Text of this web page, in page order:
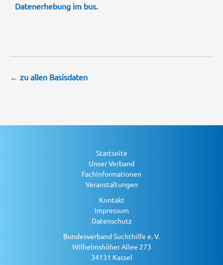
Datenerhebung im bus.
← zu allen Basisdaten
Startseite
Unser Verband
Fachinformationen
Veranstaltungen
Kontakt
Impressum
Datenschutz
Bundesverband Suchthilfe e. V.
Wilhelmshöher Allee 273
34131 Kassel